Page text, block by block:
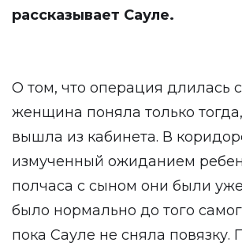
рассказывает Сауле.
О том, что операция длилась
женщина поняла только
вышла из кабинета. В
измученный ожиданием
полчаса с сыном они были
было нормально до того
пока Сауле не сняла повязку.